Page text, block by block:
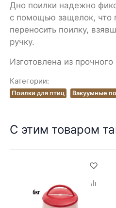
Дно поилки надежно
с помощью защелок, что
переносить поилку,
ручку.
Изготовлена из прочного
Категории:
Поилки для птиц Вакуумные
С этим товаром